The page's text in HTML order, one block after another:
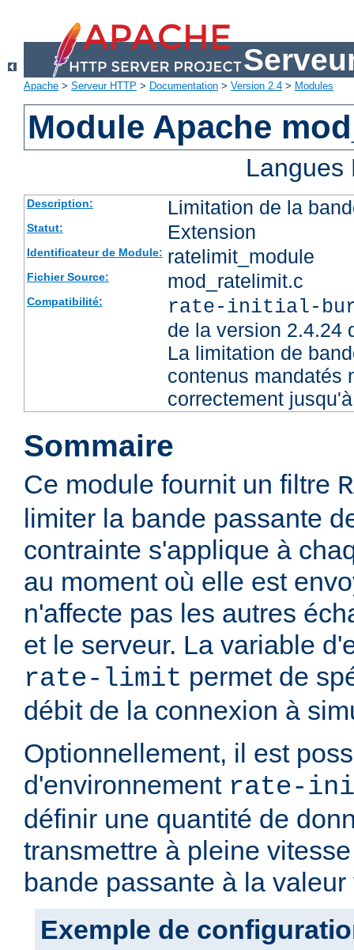
Apache > Serveur HTTP > Documentation > Version 2.4 > Modules
Module Apache
Description: Limitation de la
Statut: Extension
Identificateur de Module: ratelimit_module
Fichier Source: mod_ratelimit.c
Compatibilité: rate-initial-
de la version 2.4.24
La limitation de
contenus mandatés
correctement
Sommaire
Ce module fournit un filtre
limiter la bande passante
contrainte s'applique à
au moment où elle est
n'affecte pas les autres
et le serveur. La variable
rate-limit permet de
débit de la connexion à
Optionnellement, il est
d'environnement rate-
définir une quantité de
transmettre à pleine
bande passante à la
Exemple de